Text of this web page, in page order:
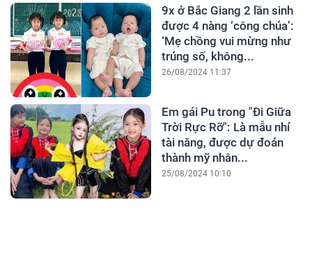
9x ở Bắc Giang 2 lần sinh
được 4 nàng ‘công chúa’:
‘Mẹ chồng vui mừng như
trúng số, không...
26/08/2024 11:37
Em gái Pu trong "Đi Giữa
Trời Rực Rỡ": Là mẫu nhí
tài năng, được dự đoán
thành mỹ nhân...
25/08/2024 10:10